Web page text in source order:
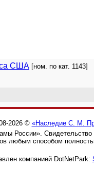
США [ном. по кат. 1143]
2026 © «Наследие С. М.
России».
любым способом
компанией DotNetPark: